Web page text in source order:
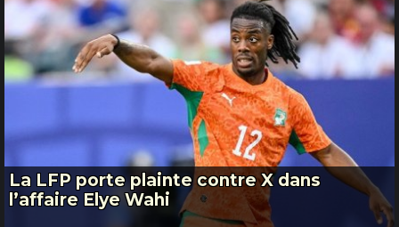
La LFP porte plainte contre X dans
l’affaire Elye Wahi